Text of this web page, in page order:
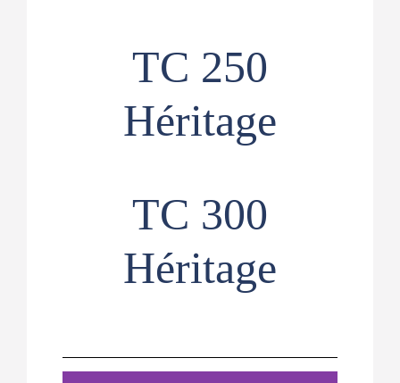
TC 250
Héritage
TC 300
Héritage